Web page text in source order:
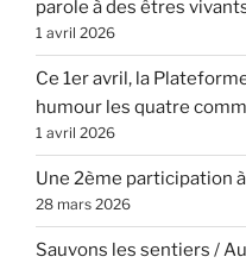
parole à des êtres
1 avril 2026
Ce 1er avril, la
humour les quatre
1 avril 2026
Une 2ème participation
28 mars 2026
Sauvons les sentiers /